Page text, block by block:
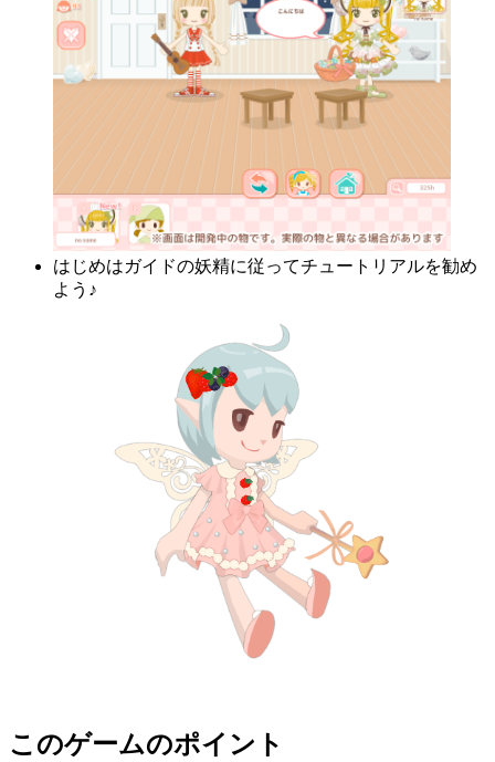
はじめはガイドの妖精に従ってチュートリアルを勧め
よう♪
このゲームのポイント